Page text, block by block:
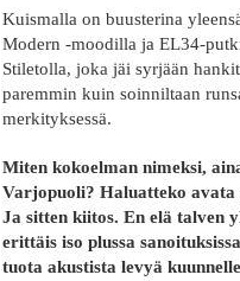
Kuismalla on buusterina
Modern -moodilla ja EL34-
Stiletolla, joka jäi syrjään
paremmin kuin soinniltaan
merkityksessä.
Miten kokoelman nimeksi,
Varjopuoli? Haluatteko avata
Ja sitten kiitos. En elä talven
erittäis iso plussa
tuota akustista levyä